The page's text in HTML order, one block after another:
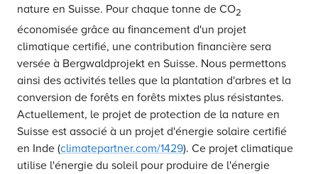
nature en Suisse. Pour chaque tonne de CO2
économisée grâce au financement d'un projet
climatique certifié, une contribution financière sera
versée à Bergwaldprojekt en Suisse. Nous permettons
ainsi des activités telles que la plantation d'arbres et la
conversion de forêts en forêts mixtes plus résistantes.
Actuellement, le projet de protection de la nature en
Suisse est associé à un projet d'énergie solaire certifié
en Inde (climatepartner.com/1429). Ce projet climatique
utilise l'énergie du soleil pour produire de l'énergie